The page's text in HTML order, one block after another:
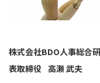
株式会社BDO人事総合
表取締役 高瀬 武夫